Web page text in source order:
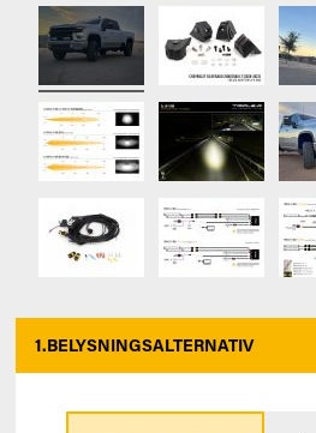
1.BELYSNINGSALTERNATIV*